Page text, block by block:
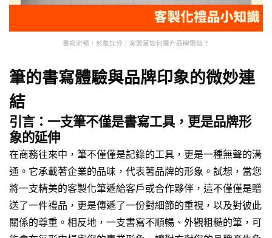
書寫流暢，形象加分！客製筆如何提升品牌價值？
筆的書寫體驗與品牌印象的微妙連
結
引言：一支筆不僅是書寫工具，更是品牌形
象的延伸
在商務往來中，筆不僅僅是記錄的工具，更是一種無聲的溝
通。它承載著企業的品味，代表著品牌的形象。試想，當您
將一支精美的客製化筆遞給客戶或合作夥伴，這不僅僅是贈
送了一件禮品，更是傳遞了一份對細節的重視，以及對彼此
關係的尊重。相反地，一支書寫不順暢、外觀粗糙的筆，可